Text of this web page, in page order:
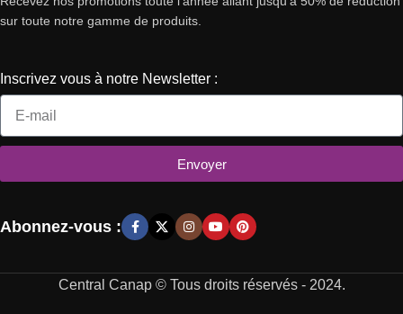
sur toute notre gamme de produits.
Inscrivez vous à notre Newsletter :
Envoyer
Abonnez-vous :
Central Canap © Tous droits réservés - 2024.